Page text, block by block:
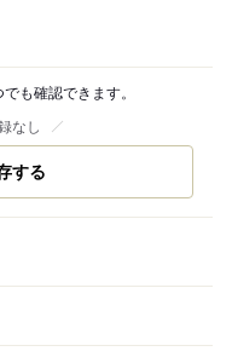
も確認できます。
なし
する